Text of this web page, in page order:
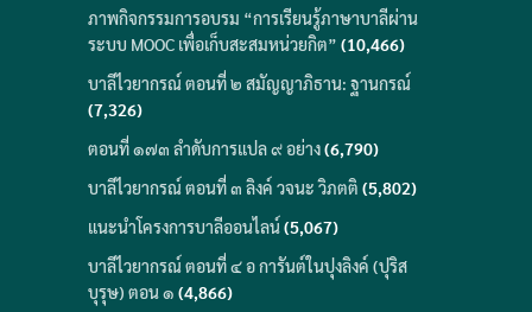
ภาพกิจกรรมการอบรม “การเรียนรู้ภาษาบาลีผ่าน
ระบบ MOOC เพื่อเก็บสะสมหน่วยกิต” (10,466)
บาลีไวยากรณ์ ตอนที่ ๒ สมัญญาภิธาน: ฐานกรณ์
(7,326)
ตอนที่ ๑๗๓ ลำดับการแปล ๙ อย่าง(6,790)
บาลีไวยากรณ์ ตอนที่ ๓ ลิงค์ วจนะ วิภตติ (5,802)
แนะนำโครงการบาลีออนไลน์(5,067)
บาลีไวยากรณ์ ตอนที่ ๔ อ การันต์ในปุงลิงค์ (ปุริส
บุรุษ) ตอน ๑ (4,866)